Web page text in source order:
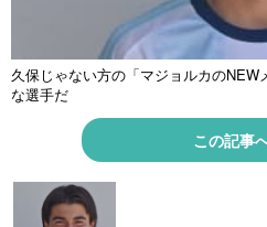
久保じゃない方の「マジョルカの
な選手だ
この記事